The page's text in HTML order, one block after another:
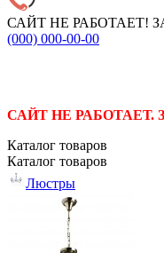
САЙТ НЕ РАБОТАЕТ!
(000) 000-00-00
САЙТ НЕ
Каталог товаров
Каталог товаров
Люстры